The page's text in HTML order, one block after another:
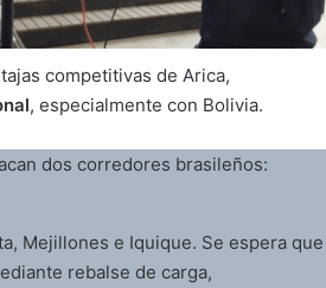
competitivas de Arica,
, especialmente con Bolivia.
dos corredores brasileños:
Mejillones e Iquique. Se espera que
rebalse de carga,